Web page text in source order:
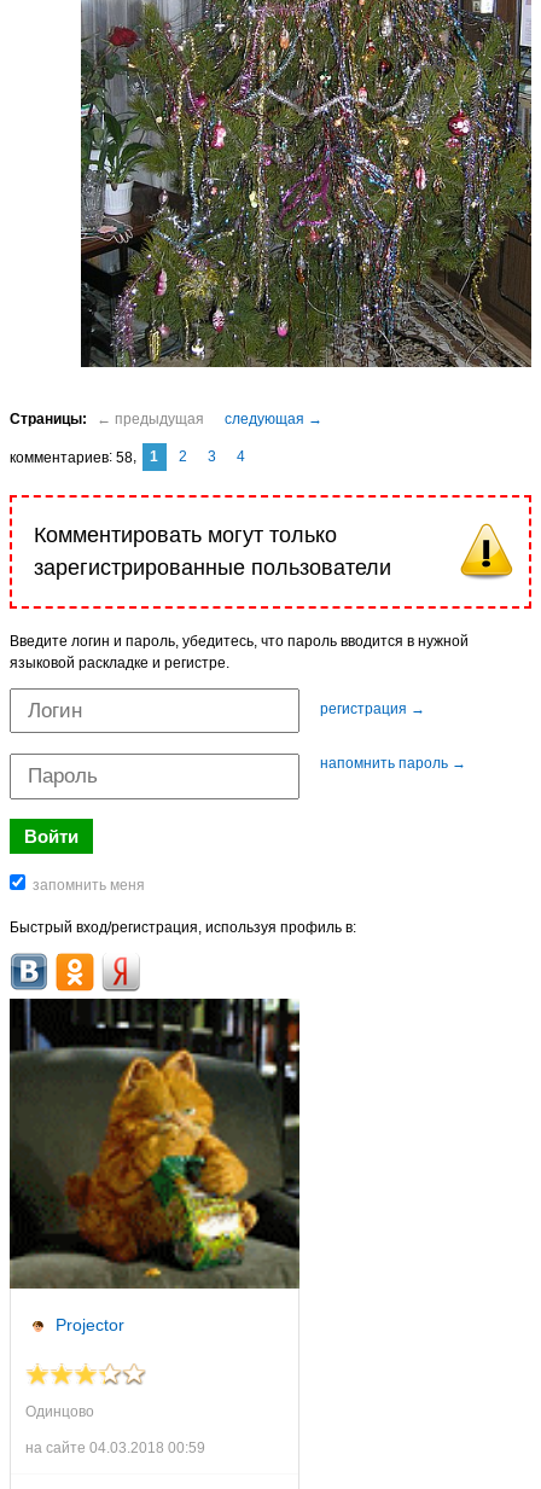
комментариев 58 1 2 3 4
Комментировать могут только
зарегистрированные пользователи
Введите логин и пароль, убедитесь, что пароль вводится в нужной
языковой раскладке и регистре.
регистрация →
напомнить пароль →
Быстрый вход/регистрация, используя профиль в:
Projector
Одинцово
на сайте 04.03.2018 00:59